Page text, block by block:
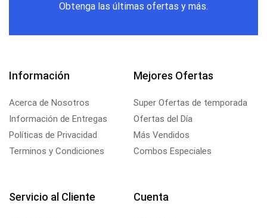
Obtenga las últimas ofertas y más.
Información
Acerca de Nosotros
Información de Entregas
Políticas de Privacidad
Terminos y Condiciones
Mejores Ofertas
Super Ofertas de temporada
Ofertas del Día
Más Vendidos
Combos Especiales
Servicio al Cliente Cuenta